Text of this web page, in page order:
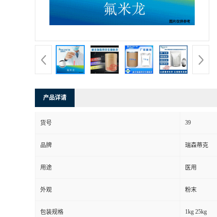
产品详请
货号 39
品牌 瑞森蒂克
用途 医用
外观 粉末
包装规格 1kg 25kg